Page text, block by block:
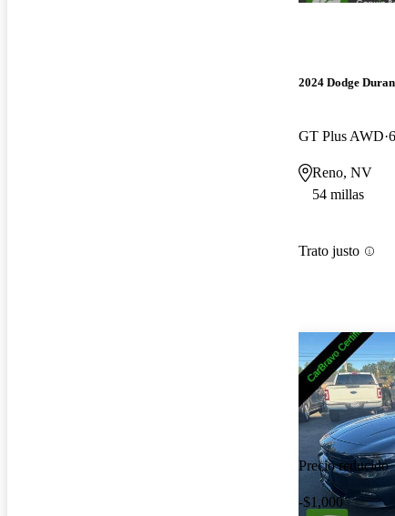
2024 Dodge
GT Plus AWD
Reno, NV
54 millas
Trato justo
Precio reducido
-$1,000